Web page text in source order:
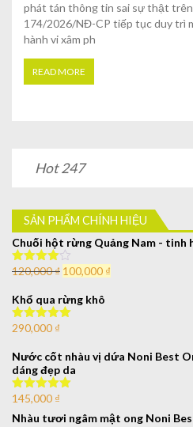
phát tán thông tin sai sự thật trên
174/2026/NĐ-CP tiếp tục duy trì
hành vi xâm ph
READ MORE
Hot 247
SẢN PHẨM CHÍNH HIỆU
Chuối hột rừng Quảng Nam - tinh
Được xếp
5 sao
120,000₫ 100,000 ₫
Khổ qua rừng khô
Được xếp
sao
290,000 ₫
Nước cốt nhàu vị dứa Noni Best
dáng đẹp da
Được xếp
sao
145,000 ₫
Nhàu tươi ngâm mật ong Noni